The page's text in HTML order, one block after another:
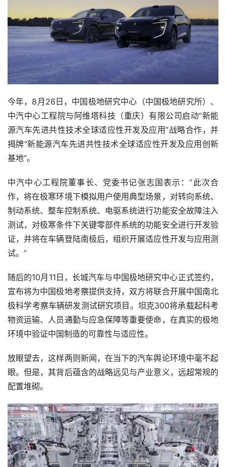
今年，8月26日，中国极地研究中心（中国极地研究所）、
中汽中心工程院与阿维塔科技（重庆）有限公司启动“新能
源汽车先进共性技术全球适应性开发及应用”战略合作，并
揭牌“新能源汽车先进共性技术全球适应性开发及应用创新
基地”。
中汽中心工程院董事长、党委书记张志国表示：“此次合
作，将在极寒环境下模拟用户使用典型场景，对转向系统、
制动系统、整车控制系统、电驱系统进行功能安全故障注入
测试，对极寒条件下关键零部件系统的功能安全进行开发验
证，并将在车辆登陆南极后，组织开展适应性开发与应用测
试。”
随后的10月11日，长城汽车与中国极地研究中心正式签约，
宣布将为中国极地考察提供支持，双方将联合开展中国南北
极科学考察车辆研发测试研究项目。坦克300将承载起科考
物资运输、人员通勤与应急保障等重要使命，在真实的极地
环境中验证中国制造的可靠性与适应性。
放眼望去，这样两则新闻，在当下的汽车舆论环境中毫不起
眼。但是，其背后蕴含的战略远见与产业意义，远超常规的
配置堆砌。